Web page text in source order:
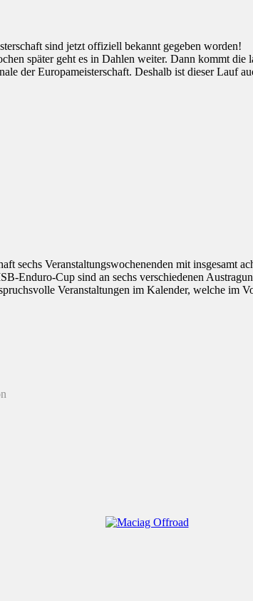
sind jetzt offiziell bekannt gegeben worden!
später geht es in Dahlen weiter. Dann kommt die
der Europameisterschaft. Deshalb ist dieser Lauf
sechs Veranstaltungswochenenden mit insgesamt
Enduro-Cup sind an sechs verschiedenen
Veranstaltungen im Kalender, welche im